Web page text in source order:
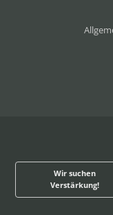
Wir suchen
Verstärkung!